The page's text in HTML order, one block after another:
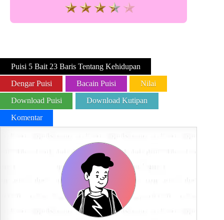
Puisi 5 Bait 23 Baris Tentang Kehidupan
Dengar Puisi Bacain Puisi Nilai
Download Puisi Download Kutipan
Komentar